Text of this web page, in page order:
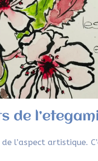
de
l’aspect artistique.